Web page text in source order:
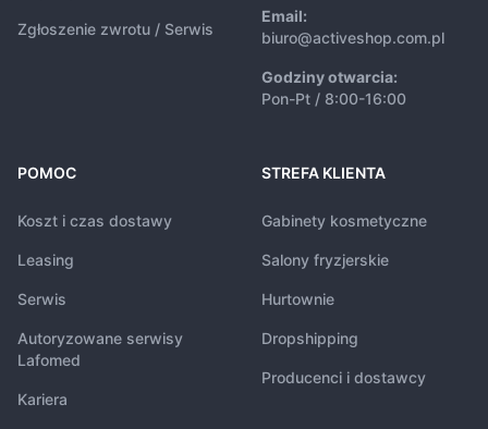
Zgłoszenie zwrotu / Serwis
Email:
biuro@activeshop.com.pl
Godziny otwarcia:
Pon-Pt / 8:00-16:00
POMOC
Koszt i czas dostawy
Leasing
Serwis
Autoryzowane serwisy
Lafomed
Kariera
STREFA KLIENTA
Gabinety kosmetyczne
Salony fryzjerskie
Hurtownie
Dropshipping
Producenci i dostawcy